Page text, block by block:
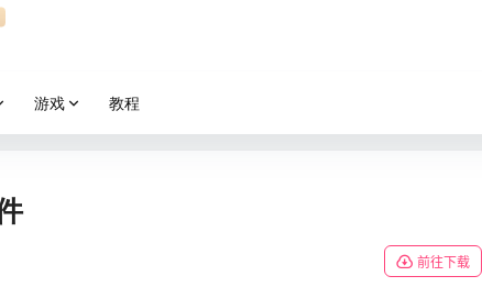
游戏 教程
前往下载